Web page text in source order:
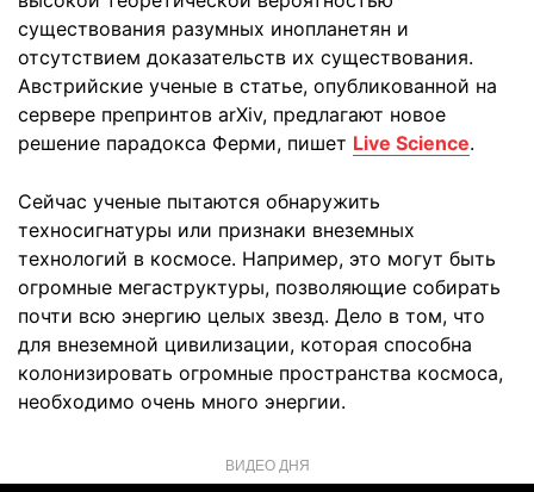
существования разумных инопланетян и
отсутствием доказательств их существования.
Австрийские ученые в статье, опубликованной на
сервере препринтов arXiv, предлагают новое
решение парадокса Ферми, пишет Live Science.
Сейчас ученые пытаются обнаружить
техносигнатуры или признаки внеземных
технологий в космосе. Например, это могут быть
огромные мегаструктуры, позволяющие собирать
почти всю энергию целых звезд. Дело в том, что
для внеземной цивилизации, которая способна
колонизировать огромные пространства космоса,
необходимо очень много энергии.
ВИДЕО ДНЯ